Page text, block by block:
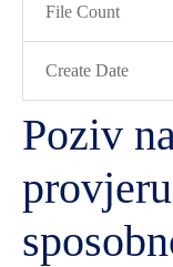
File Count
Create Date
Poziv